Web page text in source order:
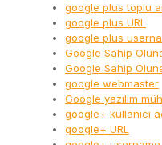
google plus toplu
google plus URL
google plus
Google Sahip
Google Sahip
google webmaster
Google yazılım
google+ kullanıcı
google+ URL